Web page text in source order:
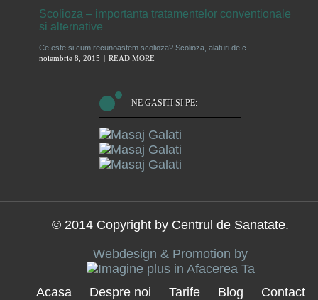
Scolioza – importanta tratamentelor conventionale
si alternative
Ce este si cum recunoastem scolioza? Scolioza, alaturi de c
noiembrie 8, 2015
READ MORE
NE GASITI SI PE:
© 2014 Copyright by Centrul de Sanatate.
Webdesign & Promotion by
Acasa Despre noi Tarife Blog Contact